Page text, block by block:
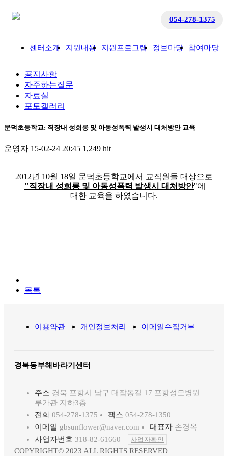
054-278-1375
센터소개 지원내용 지원프로그램 정보마당 참여마당
공지사항
자주하는질문
자료실
포토갤러리
문덕초등학교: 직장내 성희롱 및 아동성폭력 발생시 대처방안 교육
운영자 15-02-24 20:45 1,249 hit
2012년 10월 18일 문덕초등학교에서 교직원들 대상으로
"직장내 성희롱 및 아동성폭력 발생시 대처방안"에
대한 교육을 하였습니다.
목록
이용약관 개인정보처리 이메일수집거부
경북동부해바라기센터
주소 경북 포항시 남구 대잠동길 17 포항성모병원
루가관 지하3층
전화 054-278-1375 팩스 054-278-1350
이메일 gbsunflower@naver.com 대표자 손경옥
사업자번호 318-82-61660 사업자확인
COPYRIGHT© 2023 ALL RIGHTS RESERVED